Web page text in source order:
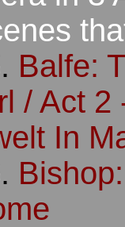
Balfe:
/ Act 2
In